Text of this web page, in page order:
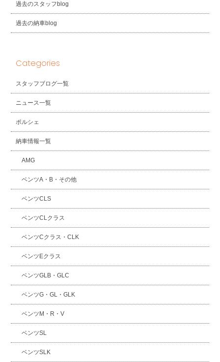
過去のスタッフblog
過去の納車blog
Categories
スタッフブログ一覧
ニュース一覧
ポルシェ
納車情報一覧
AMG
ベンツA・B・その他
ベンツCLS
ベンツCLクラス
ベンツCクラス・CLK
ベンツEクラス
ベンツGLB・GLC
ベンツG・GL・GLK
ベンツM・R・V
ベンツSL
ベンツSLK